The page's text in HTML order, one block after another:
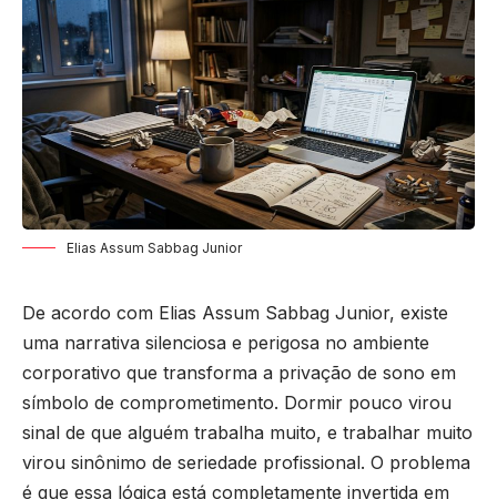
Elias Assum Sabbag Junior
De acordo com Elias Assum Sabbag Junior, existe
uma narrativa silenciosa e perigosa no ambiente
corporativo que transforma a privação de sono em
símbolo de comprometimento. Dormir pouco virou
sinal de que alguém trabalha muito, e trabalhar muito
virou sinônimo de seriedade profissional. O problema
é que essa lógica está completamente invertida em